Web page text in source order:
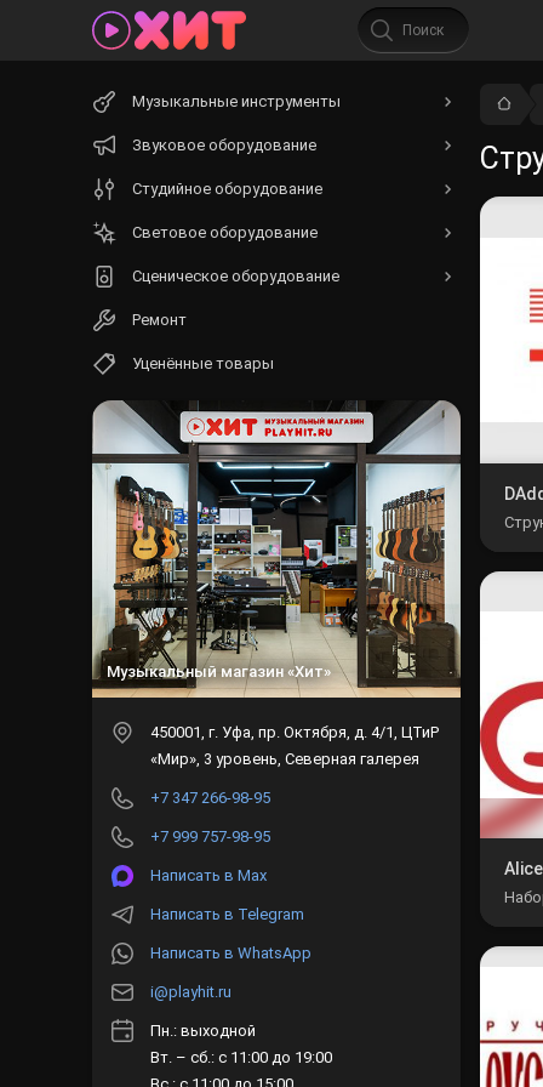
это
Alice
Музыкальные инструменты
Звуковое оборудование
Студийное оборудование
Световое оборудование
Сценическое оборудование
Ремонт
Уценённые товары
Музыкальный магазин «Хит»
450001 , г. Уфа пр. Октября, д. 4/1, ЦТиР
«Мир», 3 уровень, Северная галерея
+7 347 266-98-95
+7 999 757-98-95
Написать в Max
Написать в Telegram
Написать в WhatsApp
i@playhit.ru
Пн.: выходной
Вт. – сб.: с 11:00 до 19:00